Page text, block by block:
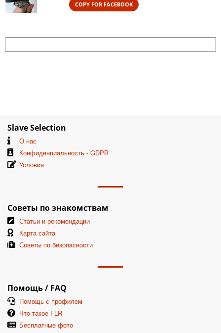
COPY FOR FACEBOOK
Slave Selection
О нас
Конфиденциальность - GDPR
Условия
Советы по знакомствам
Статьи и рекомендации
Карта сайта
Советы по безопасности
Помощь / FAQ
Помощь с профилем
Что такое FLR
Бесплатные фото